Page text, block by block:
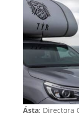
Ásta: Directora